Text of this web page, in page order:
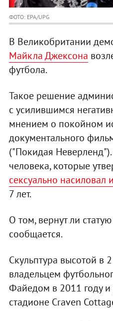
ФОТО: EPA/UPG
В Великобритании
Майкла Джексона
футбола.
Такое решение
с усилившимся
мнением о покойном
документального
("Покидая
человека, которые
сексуально насиловал
7 лет.
О том, вернут ли
сообщается.
Скульптура высотой в
владельцем
Файедом в 2011 году и
стадионе Craven